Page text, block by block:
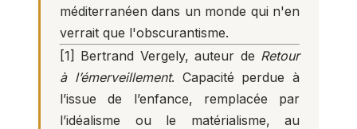
méditerranéen dans un monde qui n'en
verrait que l'obscurantisme.
[1] Bertrand Vergely, auteur de Retour
à l’émerveillement. Capacité perdue à
l’issue de l’enfance, remplacée par
l’idéalisme ou le matérialisme, au